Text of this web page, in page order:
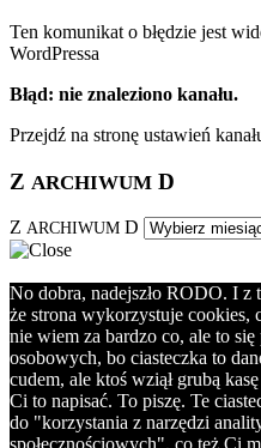
Ten komunikat o błędzie jest
WordPressa
Błąd: nie znaleziono kanału.
Przejdź na stronę ustawień
Z ARCHIWUM D
Z ARCHIWUM D
No dobra, nadejszło RODO. I z
że strona wykorzystuje cookies,
nie wiem za bardzo co, ale to
osobowych, bo ciasteczka to
cudem, ale ktoś wziął grubą
Ci to napisać. To piszę. Te
do "korzystania z narzędzi